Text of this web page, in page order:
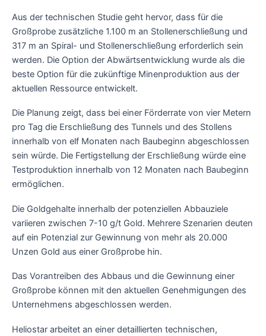
Aus der technischen Studie geht hervor, dass für die
Großprobe zusätzliche 1.100 m an Stollenerschließung und
317 m an Spiral- und Stollenerschließung erforderlich sein
werden. Die Option der Abwärtsentwicklung wurde als die
beste Option für die zukünftige Minenproduktion aus der
aktuellen Ressource entwickelt.
Die Planung zeigt, dass bei einer Förderrate von vier Metern
pro Tag die Erschließung des Tunnels und des Stollens
innerhalb von elf Monaten nach Baubeginn abgeschlossen
sein würde. Die Fertigstellung der Erschließung würde eine
Testproduktion innerhalb von 12 Monaten nach Baubeginn
ermöglichen.
Die Goldgehalte innerhalb der potenziellen Abbauziele
variieren zwischen 7-10 g/t Gold. Mehrere Szenarien deuten
auf ein Potenzial zur Gewinnung von mehr als 20.000
Unzen Gold aus einer Großprobe hin.
Das Vorantreiben des Abbaus und die Gewinnung einer
Großprobe können mit den aktuellen Genehmigungen des
Unternehmens abgeschlossen werden.
Heliostar arbeitet an einer detaillierten technischen,